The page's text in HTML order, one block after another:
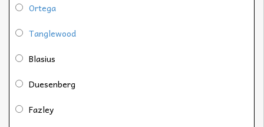
Ortega
Tanglewood
Blasius
Duesenberg
Fazley